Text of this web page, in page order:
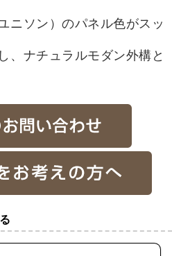
ニソン）のパネル色がスッ
、ナチュラルモダン外構と